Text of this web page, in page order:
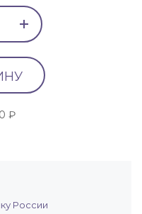
₽
России